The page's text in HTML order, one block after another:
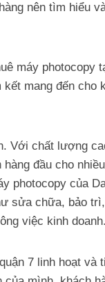
nên tìm hiểu
máy photocopy
mang đến cho
Với chất lượng
đầu cho
photocopy của
sửa chữa, bảo
việc kinh doanh.
7 linh hoạt và